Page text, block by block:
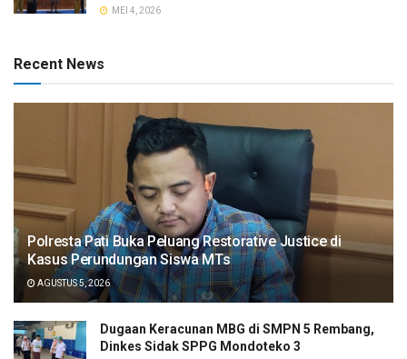
MEI 4, 2026
Recent News
Polresta Pati Buka Peluang Restorative Justice di
Kasus Perundungan Siswa MTs
AGUSTUS 5, 2026
Dugaan Keracunan MBG di SMPN 5 Rembang,
Dinkes Sidak SPPG Mondoteko 3